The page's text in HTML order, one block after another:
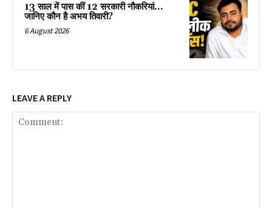
13 साल में पास कीं 12 सरकारी नौकरियां…
जान‍िए कौन है अभय तिवारी?
6 August 2026
LEAVE A REPLY